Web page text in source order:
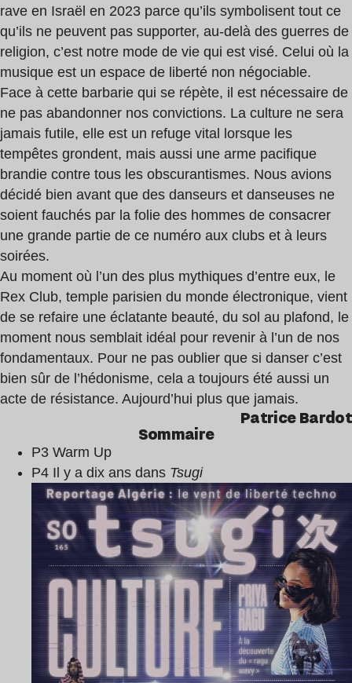
rave en Israël en 2023 parce qu’ils symbolisent tout ce
qu’ils ne peuvent pas supporter, au-delà des guerres de
religion, c’est notre mode de vie qui est visé. Celui où la
musique est un espace de liberté non négociable.
Face à cette barbarie qui se répète, il est nécessaire de
ne pas abandonner nos convictions. La culture ne sera
jamais futile, elle est un refuge vital lorsque les
tempêtes grondent, mais aussi une arme pacifique
brandie contre tous les obscurantismes. Nous avions
décidé bien avant que des danseurs et danseuses ne
soient fauchés par la folie des hommes de consacrer
une grande partie de ce numéro aux clubs et à leurs
soirées.
Au moment où l’un des plus mythiques d’entre eux, le
Rex Club, temple parisien du monde électronique, vient
de se refaire une éclatante beauté, du sol au plafond, le
moment nous semblait idéal pour revenir à l’un de nos
fondamentaux. Pour ne pas oublier que si danser c’est
bien sûr de l’hédonisme, cela a toujours été aussi un
acte de résistance. Aujourd’hui plus que jamais.
Patrice Bardot
Sommaire
P3 Warm Up
P4 Il y a dix ans dans Tsugi